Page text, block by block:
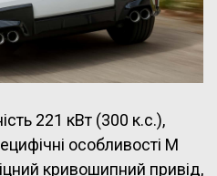
221 кВт (300 к.с.),
особливості M
кривошипний привід,